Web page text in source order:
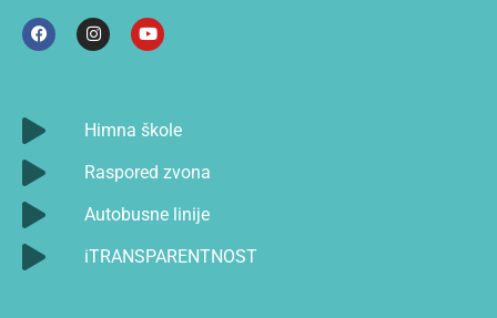
Himna škole
Raspored zvona
Autobusne linije
iTRANSPARENTNOST